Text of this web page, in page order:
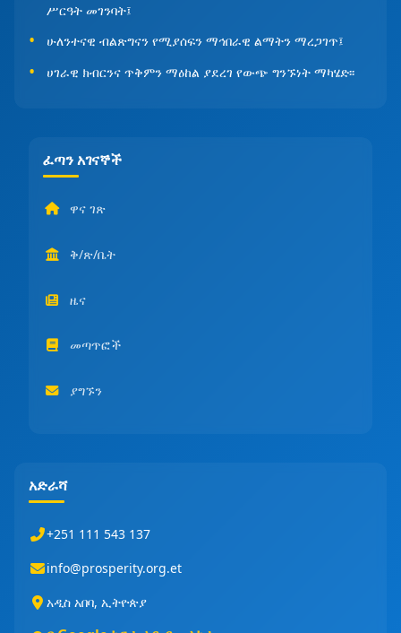
ሥርዓት መገንባት፤
ሁለንተናዊ ብልጽግናን የሚያሰፍን ማኅበራዊ ልማትን ማረጋገጥ፤
ሀገራዊ ክብርንና ጥቅምን ማዕከል ያደረገ የውጭ ግንኙነት ማካሄድ፡፡
ፈጣን አገናኞች
ዋና ገጽ
ቅ/ጽ/ቤት
ዜና
መጣጥፎች
ያግኙን
አድራሻ
+251 111 543 137
info@prosperity.org.et
አዲስ አበባ, ኢትዮጵያ